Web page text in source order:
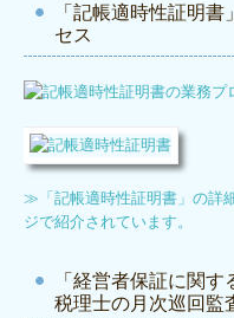
「記帳適時性証明
セス
≫ 「記帳適時性証明書」の
ジで紹介されています。
「経営者保証に関
税理士の月次巡回監